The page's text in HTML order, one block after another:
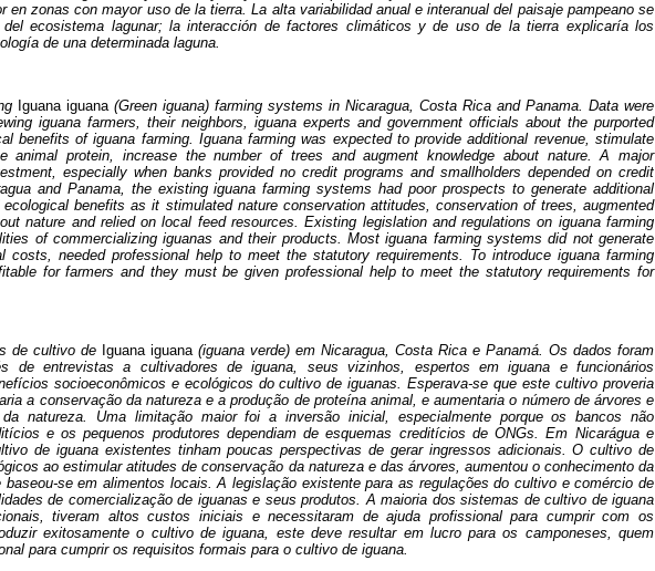
en zonas con mayor uso de la tierra. La alta variabilidad anual e interanual del paisaje pampeano se
ecosistema lagunar; la interacción de factores climáticos y de uso de la tierra explicaría los
de una determinada laguna.
Iguana iguana (Green iguana) farming systems in Nicaragua, Costa Rica and Panama. Data were
iguana farmers, their neighbors, iguana experts and government officials about the purported
benefits of iguana farming. Iguana farming was expected to provide additional revenue, stimulate
animal protein, increase the number of trees and augment knowledge about nature. A major
especially when banks provided no credit programs and smallholders depended on credit
and Panama, the existing iguana farming systems had poor prospects to generate additional
benefits as it stimulated nature conservation attitudes, conservation of trees, augmented
nature and relied on local feed resources. Existing legislation and regulations on iguana farming
of commercializing iguanas and their products. Most iguana farming systems did not generate
costs, needed professional help to meet the statutory requirements. To introduce iguana farming
for farmers and they must be given professional help to meet the statutory requirements for
de cultivo de Iguana iguana (iguana verde) em Nicaragua, Costa Rica e Panamá. Os dados foram
de entrevistas a cultivadores de iguana, seus vizinhos, espertos em iguana e funcionários
socioeconômicos e ecológicos do cultivo de iguanas. Esperava-se que este cultivo proveria
a conservação da natureza e a produção de proteína animal, e aumentaria o número de árvores e
natureza. Uma limitação maior foi a inversão inicial, especialmente porque os bancos não
e os pequenos produtores dependiam de esquemas creditícios de ONGs. Em Nicarágua e
de iguana existentes tinham poucas perspectivas de gerar ingressos adicionais. O cultivo de
ao estimular atitudes de conservação da natureza e das árvores, aumentou o conhecimento da
se em alimentos locais. A legislação existente para as regulações do cultivo e comércio de
de comercialização de iguanas e seus produtos. A maioria dos sistemas de cultivo de iguana
tiveram altos custos iniciais e necessitaram de ajuda profissional para cumprir com os
exitosamente o cultivo de iguana, este deve resultar em lucro para os camponeses, quem
para cumprir os requisitos formais para o cultivo de iguana.